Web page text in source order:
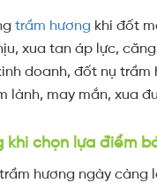
trầm hương khi đốt
xua tan áp lực,
doanh, đốt nụ
lành, may mắn, xua
khi chọn lựa điểm
hương ngày